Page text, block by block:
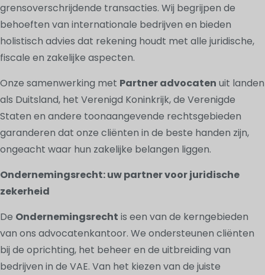
grensoverschrijdende transacties. Wij begrijpen de
behoeften van internationale bedrijven en bieden
holistisch advies dat rekening houdt met alle juridische,
fiscale en zakelijke aspecten.
Onze samenwerking met Partner advocaten uit landen
als Duitsland, het Verenigd Koninkrijk, de Verenigde
Staten en andere toonaangevende rechtsgebieden
garanderen dat onze cliënten in de beste handen zijn,
ongeacht waar hun zakelijke belangen liggen.
Ondernemingsrecht: uw partner voor juridische
zekerheid
De Ondernemingsrecht is een van de kerngebieden
van ons advocatenkantoor. We ondersteunen cliënten
bij de oprichting, het beheer en de uitbreiding van
bedrijven in de VAE. Van het kiezen van de juiste